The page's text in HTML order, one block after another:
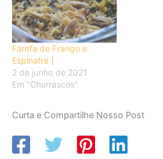
Farofa de Frango e
Espinafre |
2 de junho de 2021
Em "Churrascos"
Curta e Compartilhe Nosso Post